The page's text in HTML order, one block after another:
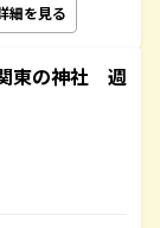
細を見る
東の神社 週